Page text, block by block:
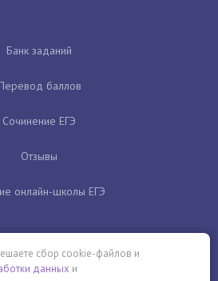
Банк заданий
баллов
Сочинение ЕГЭ
Отзывы
онлайн-школы ЕГЭ
сбор cookie-файлов и
данных и